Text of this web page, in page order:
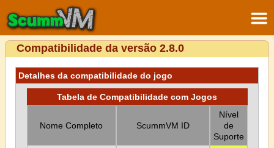
Compatibilidade da versão 2.8.0
Detalhes da compatibilidade do jogo
Tabela de Compatibilidade com Jogos
Nome Completo ScummVM ID
Nível
de
Suporte